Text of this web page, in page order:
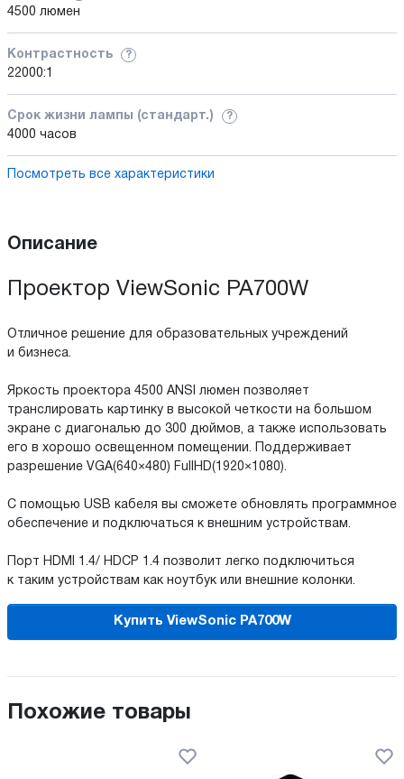
4500 люмен
Контрастность ?
22000:1
Срок жизни лампы (стандарт.) ?
4000 часов
Посмотреть все характеристики
Описание
Проектор ViewSonic PA700W
Отличное решение для образовательных учреждений
и бизнеса.
Яркость проектора 4500 ANSI люмен позволяет
транслировать картинку в высокой четкости на большом
экране с диагональю до 300 дюймов, а также использовать
его в хорошо освещенном помещении. Поддерживает
разрешение VGA(640×480) FullHD(1920×1080).
С помощью USB кабеля вы сможете обновлять программное
обеспечение и подключаться к внешним устройствам.
Порт HDMI 1.4/ HDCP 1.4 позволит легко подключиться
к таким устройствам как ноутбук или внешние колонки.
Купить ViewSonic PA700W
Похожие товары